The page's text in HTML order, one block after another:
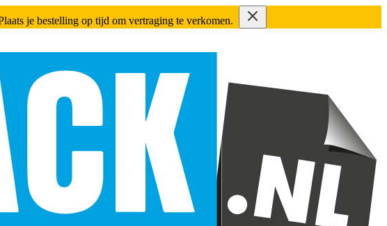
je bestelling op tijd om vertraging te verkomen.